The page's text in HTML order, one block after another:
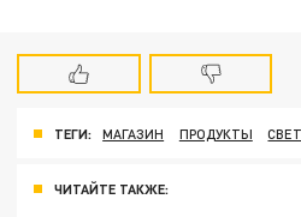
ТЕГИ: МАГАЗИН ПРОДУКТЫ
ЧИТАЙТЕ ТАКЖЕ: